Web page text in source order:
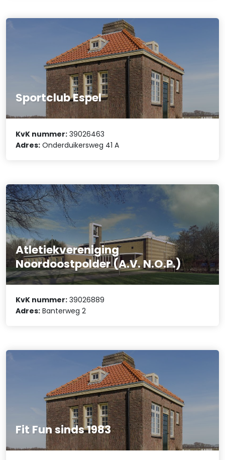
Sportclub Espel
KvK nummer: 39026463
Adres: Onderduikersweg 41 A
Atletiekvereniging
Noordoostpolder (A.V. N.O.P.)
KvK nummer: 39026889
Adres: Banterweg 2
Fit Fun sinds 1983